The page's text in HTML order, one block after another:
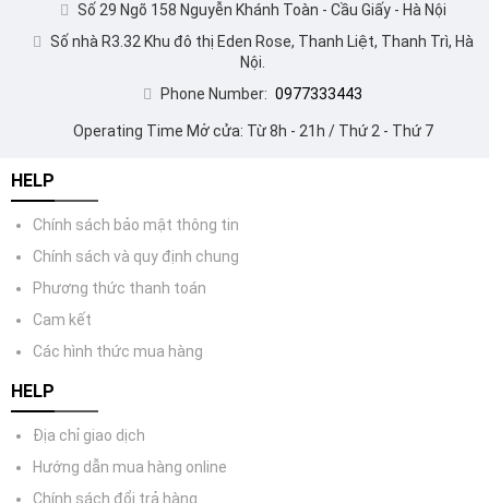
Số 29 Ngõ 158 Nguyễn Khánh Toàn - Cầu Giấy - Hà Nội
Số nhà R3.32 Khu đô thị Eden Rose, Thanh Liệt, Thanh Trì, Hà
Nội.
Phone Number: 0977333443
Operating Time Mở cửa: Từ 8h - 21h / Thứ 2 - Thứ 7
HELP
Chính sách bảo mật thông tin
Chính sách và quy định chung
Phương thức thanh toán
Cam kết
Các hình thức mua hàng
HELP
Địa chỉ giao dịch
Hướng dẫn mua hàng online
Chính sách đổi trả hàng